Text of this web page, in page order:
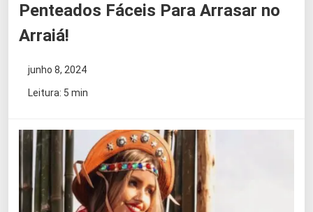
Penteados Fáceis Para Arrasar no
Arraiá!
junho 8, 2024
Leitura: 5 min